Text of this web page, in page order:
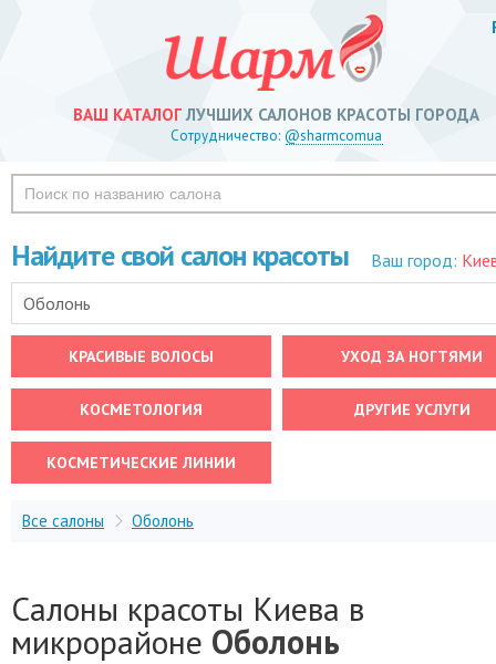
ВАШ КАТАЛОГЛУЧШИХ САЛОНОВ КРАСОТЫ ГОРОДА
Сотрудничество: @sharmcomua
Найдите свой салон красоты Ваш город:
Оболонь
КРАСИВЫЕ ВОЛОСЫ УХОД ЗА НОГТЯМИ
КОСМЕТОЛОГИЯ ДРУГИЕ УСЛУГИ
КОСМЕТИЧЕСКИЕ ЛИНИИ
Все салоны Оболонь
Салоны красоты Киева в
микрорайоне Оболонь